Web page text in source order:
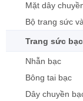
Mặt dây
Bộ trang sức
Trang sức bạc
Nhẫn bạc
Bông tai bạc
Dây chuyền